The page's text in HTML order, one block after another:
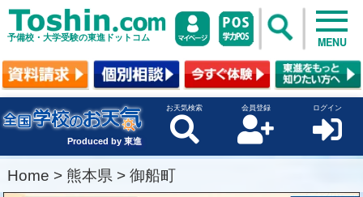
予備校・大学受験の東進ドットコム MENU
Produced by 東進
お天気検索 会員登録 ログイン
Home > 熊本県 > 御船町